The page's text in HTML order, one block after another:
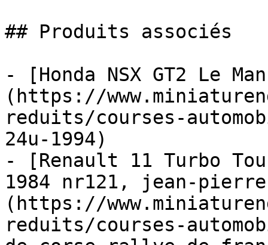
## Produits associés
- [Honda NSX GT2 Le
(https://
reduits/courses-
24u-1994)
- [Renault 11 Turbo
1984 nr121, jean-
(https://
reduits/courses-